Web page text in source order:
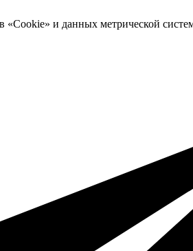
«Cookie» и данных метрической